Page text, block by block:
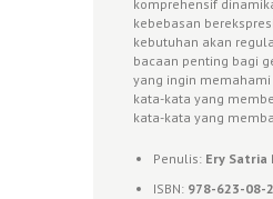
komprehensif
kebebasan
kebutuhan akan
bacaan penting bagi
yang ingin
kata-kata yang
kata-kata yang
Penulis: Ery Satria
ISBN: 978-623-08-